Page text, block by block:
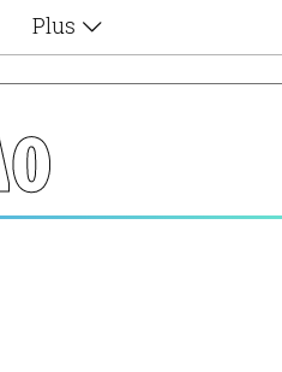
Plus
Αφιερώματα
Ζώδια